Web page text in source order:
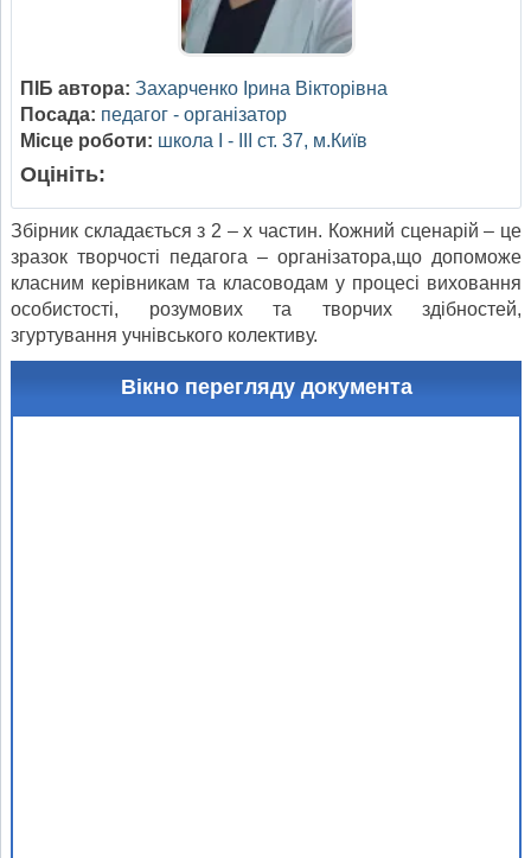
ПІБ автора: Захарченко Ірина Вікторівна
Посада: педагог - організатор
Місце роботи: школа І - ІІІ ст. 37, м.Київ
Оцініть:
Збірник складається з 2 – х частин. Кожний сценарій – це
зразок творчості педагога – організатора,що допоможе
класним керівникам та класоводам у процесі виховання
особистості, розумових та творчих здібностей,
згуртування учнівського колективу.
Вікно перегляду документа